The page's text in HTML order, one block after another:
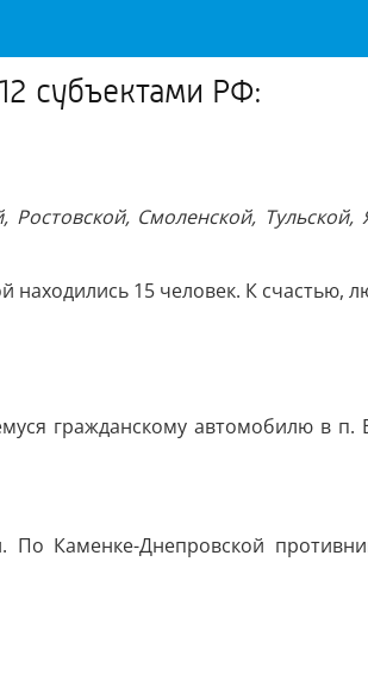
субъектами РФ:
Смоленской, Тульской,
15 человек. К счастью,
гражданскому автомобилю в п.
По Каменке-Днепровской